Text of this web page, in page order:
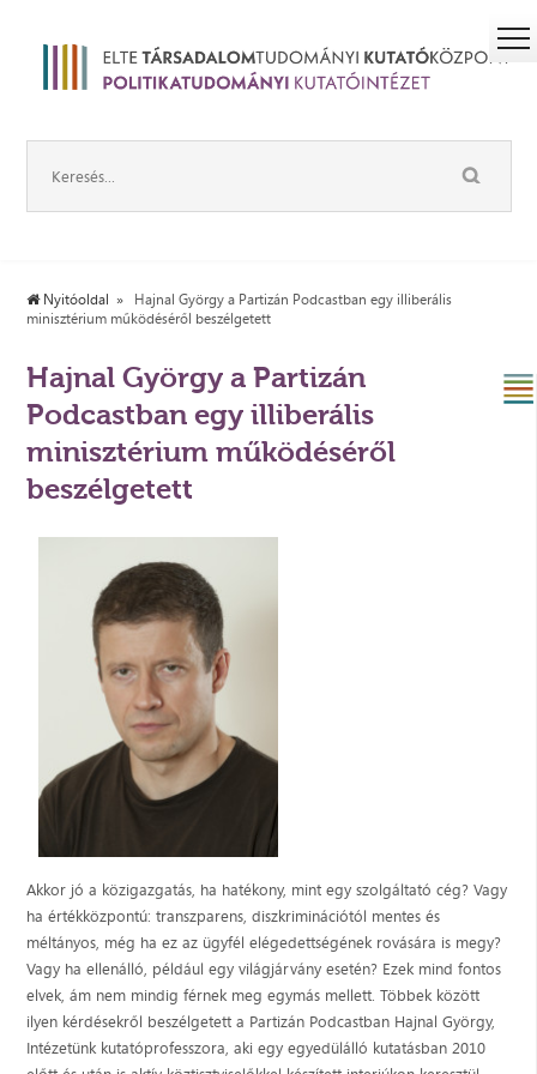
Nyitóoldal
Hajnal György a Partizán Podcastban egy illiberális
minisztérium működéséről beszélgetett
Hajnal György a Partizán
Podcastban egy illiberális
minisztérium működéséről
beszélgetett
Akkor jó a közigazgatás, ha hatékony, mint egy szolgáltató cég? Vagy
ha értékközpontú: transzparens, diszkriminációtól mentes és
méltányos, még ha ez az ügyfél elégedettségének rovására is megy?
Vagy ha ellenálló, például egy világjárvány esetén? Ezek mind fontos
elvek, ám nem mindig férnek meg egymás mellett. Többek között
ilyen kérdésekről beszélgetett a Partizán Podcastban Hajnal György,
Intézetünk kutatóprofesszora, aki egy egyedülálló kutatásban 2010